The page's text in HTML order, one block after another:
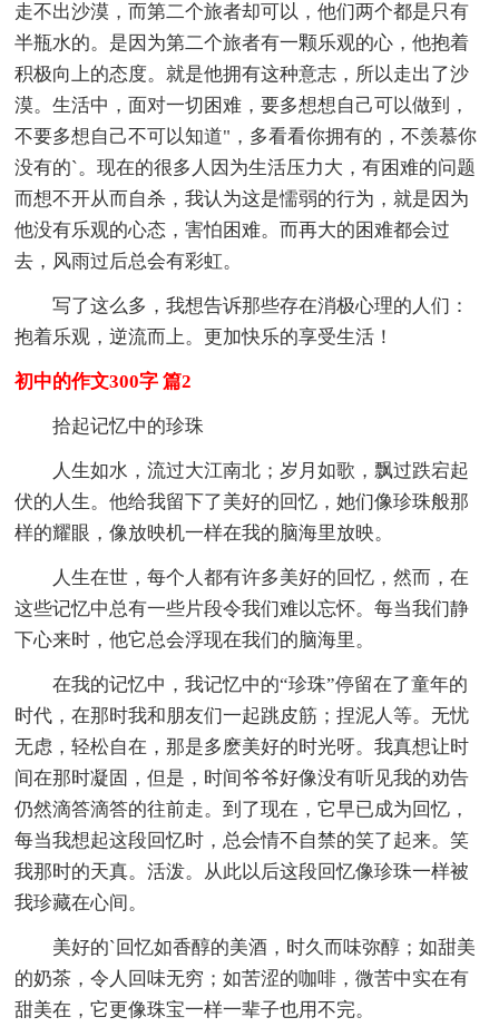
走不出沙漠，而第二个旅者却可以，他们两个都是只有
半瓶水的。是因为第二个旅者有一颗乐观的心，他抱着
积极向上的态度。就是他拥有这种意志，所以走出了沙
漠。生活中，面对一切困难，要多想想自己可以做到，
不要多想自己不可以知道"，多看看你拥有的，不羡慕你
没有的`。现在的很多人因为生活压力大，有困难的问题
而想不开从而自杀，我认为这是懦弱的行为，就是因为
他没有乐观的心态，害怕困难。而再大的困难都会过
去，风雨过后总会有彩虹。
写了这么多，我想告诉那些存在消极心理的人们：
抱着乐观，逆流而上。更加快乐的享受生活！
初中的作文300字 篇2
拾起记忆中的珍珠
人生如水，流过大江南北；岁月如歌，飘过跌宕起
伏的人生。他给我留下了美好的回忆，她们像珍珠般那
样的耀眼，像放映机一样在我的脑海里放映。
人生在世，每个人都有许多美好的回忆，然而，在
这些记忆中总有一些片段令我们难以忘怀。每当我们静
下心来时，他它总会浮现在我们的脑海里。
在我的记忆中，我记忆中的“珍珠”停留在了童年的
时代，在那时我和朋友们一起跳皮筋；捏泥人等。无忧
无虑，轻松自在，那是多麽美好的时光呀。我真想让时
间在那时凝固，但是，时间爷爷好像没有听见我的劝告
仍然滴答滴答的往前走。到了现在，它早已成为回忆，
每当我想起这段回忆时，总会情不自禁的笑了起来。笑
我那时的天真。活泼。从此以后这段回忆像珍珠一样被
我珍藏在心间。
美好的`回忆如香醇的美酒，时久而味弥醇；如甜美
的奶茶，令人回味无穷；如苦涩的咖啡，微苦中实在有
甜美在，它更像珠宝一样一辈子也用不完。